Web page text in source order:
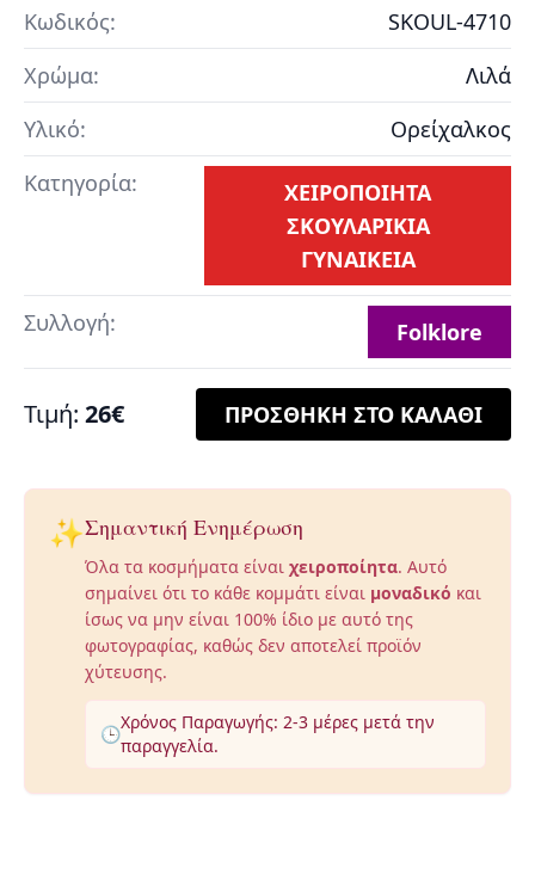
Κωδικός:
SKOUL-4710
Χρώμα:
Λιλά
Υλικό:
Ορείχαλκος
Κατηγορία:
ΧΕΙΡΟΠΟΙΗΤΑ
ΣΚΟΥΛΑΡΙΚΙΑ
ΓΥΝΑΙΚΕΙΑ
Συλλογή: Folklore
Τιμή: 26€ ΠΡΟΣΘΗΚΗ ΣΤΟ ΚΑΛΑΘΙ
✨Σημαντική Ενημέρωση
Όλα τα κοσμήματα είναι χειροποίητα. Αυτό
σημαίνει ότι το κάθε κομμάτι είναι μοναδικό και
ίσως να μην είναι 100% ίδιο με αυτό της
φωτογραφίας, καθώς δεν αποτελεί προϊόν
χύτευσης.
🕒
Χρόνος Παραγωγής: 2-3 μέρες μετά την
παραγγελία.